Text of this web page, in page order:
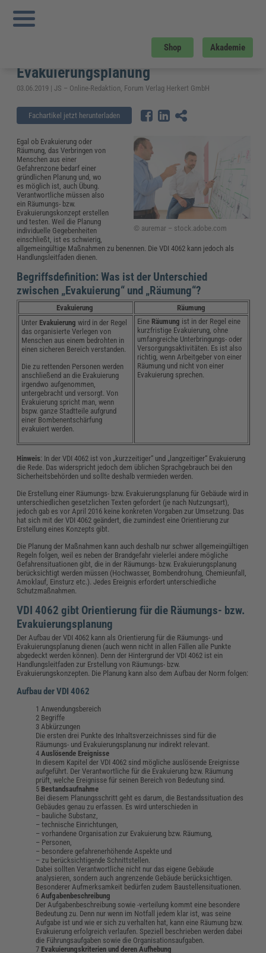
Shop Akademie
Sie sind hier:
Evakuierung: VDI 4062 unterstützt bei der Räumungs- bzw. Evakuierungsplanung
Räumung und Evakuierung: VDI 4062
unterstützt bei der Räumungs- bzw.
Evakuierungsplanung
03.06.2019 | JS – Online-Redaktion, Forum Verlag Herkert GmbH
Fachartikel jetzt herunterladen
© auremar – stock.adobe.com
Egal ob Evakuierung oder
Räumung, das Verbringen von
Menschen aus einer
Gefahrenzone bedarf einer
gründlichen Planung und, wo
es möglich ist, auch Übung.
Verantwortliche müssen also
ein Räumungs- bzw.
Evakuierungskonzept erstellen
und testen. Weil die Planung
individuelle Gegebenheiten
einschließt, ist es schwierig,
allgemeingültige Maßnahmen zu benennen. Die VDI 4062 kann jedoch als
Handlungsleitfaden dienen.
Begriffsdefinition: Was ist der Unterschied
zwischen „Evakuierung“ und „Räumung“?
Evakuierung
Räumung
Unter Evakuierung wird in der Regel
das organisierte Verlegen von
Menschen aus einem bedrohten in
einen sicheren Bereich verstanden.
Die zu rettenden Personen werden
anschließend an die Evakuierung
irgendwo aufgenommen,
untergebracht und versorgt. Von
Evakuierung spricht man, wenn
bspw. ganze Stadtteile aufgrund
einer Bombenentschärfung
evakuiert werden.
Eine Räumung ist in der Regel eine
kurzfristige Evakuierung, ohne
umfangreiche Unterbringungs- oder
Versorgungsaktivitäten. Es ist also
richtig, wenn Arbeitgeber von einer
Räumung und nicht von einer
Evakuierung sprechen.
Hinweis: In der VDI 4062 ist von „kurzzeitiger“ und „langzeitiger“ Evakuierung
die Rede. Das widerspricht jedoch dem üblichen Sprachgebrauch bei den
Sicherheitsbehörden und sollte deshalb vermieden werden.
Die Erstellung einer Räumungs- bzw. Evakuierungsplanung für Gebäude wird in
unterschiedlichen gesetzlichen Texten gefordert (je nach Nutzungsart),
jedoch gab es vor April 2016 keine konkreten Vorgaben zur Umsetzung. Das
hat sich mit der VDI 4062 geändert, die zumindest eine Orientierung zur
Erstellung eines Konzepts gibt.
Die Planung der Maßnahmen kann auch deshalb nur schwer allgemeingültigen
Regeln folgen, weil es neben der Brandgefahr vielerlei andere mögliche
Gefahrensituationen gibt, die in der Räumungs- bzw. Evakuierungsplanung
berücksichtigt werden müssen (Hochwasser, Bombendrohung, Chemieunfall,
Amoklauf, Einsturz etc.). Jedes Ereignis erfordert unterschiedliche
Schutzmaßnahmen.
VDI 4062 gibt Orientierung für die Räumungs- bzw.
Evakuierungsplanung
Der Aufbau der VDI 4062 kann als Orientierung für die Räumungs- und
Evakuierungsplanung dienen (auch wenn nicht in allen Fällen alle Punkte
abgedeckt werden können). Denn der Hintergrund der VDI 4062 ist ein
Handlungsleitfaden zur Erstellung von Räumungs- bzw.
Evakuierungskonzepten. Die Planung kann also dem Aufbau der Norm folgen:
Aufbau der VDI 4062
Anwendungsbereich
Begriffe
Abkürzungen
Die ersten drei Punkte des Inhaltsverzeichnisses sind für die
Räumungs- und Evakuierungsplanung nur indirekt relevant.
Auslösende Ereignisse
In diesem Kapitel der VDI 4062 sind mögliche auslösende Ereignisse
aufgeführt. Der Verantwortliche für die Evakuierung bzw. Räumung
prüft, welche Ereignisse für seinen Bereich von Bedeutung sind.
Bestandsaufnahme
Bei diesem Planungsschritt geht es darum, die Bestandssituation des
Gebäudes genau zu erfassen. Es wird unterschieden in
– bauliche Substanz,
– technische Einrichtungen,
– vorhandene Organisation zur Evakuierung bzw. Räumung,
– Personen,
– besondere gefahrenerhöhende Aspekte und
– zu berücksichtigende Schnittstellen.
Dabei sollten Verantwortliche nicht nur das eigene Gebäude
analysieren, sondern auch angrenzende Gebäude berücksichtigen.
Besonderer Aufmerksamkeit bedürfen zudem Baustellensituationen.
Aufgabenbeschreibung
Der Aufgabenbeschreibung sowie -verteilung kommt eine besondere
Bedeutung zu. Denn nur wenn im Notfall jedem klar ist, was seine
Aufgabe ist und wie er sich zu verhalten hat, kann eine Räumung bzw.
Evakuierung erfolgreich verlaufen. Speziell beschrieben werden dabei
die Führungsaufgaben sowie die Organisationsaufgaben.
Evakuierungskriterien und deren Aufhebung